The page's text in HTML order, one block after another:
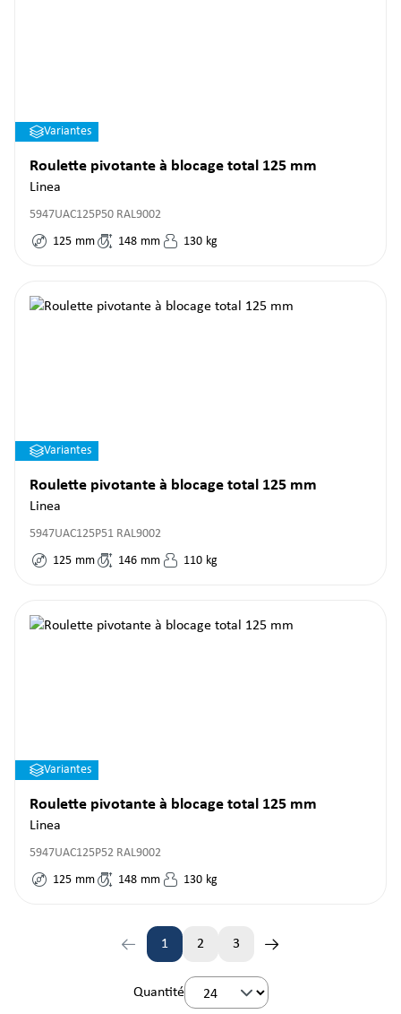
Variantes
Roulette pivotante à blocage total 125 mm
Linea
5947UAC125P50 RAL9002
125 mm 148 mm 130 kg
Variantes
Roulette pivotante à blocage total 125 mm
Linea
5947UAC125P51 RAL9002
125 mm 146 mm 110 kg
Variantes
Roulette pivotante à blocage total 125 mm
Linea
5947UAC125P52 RAL9002
125 mm 148 mm 130 kg
Page
1 2 3
Quantité